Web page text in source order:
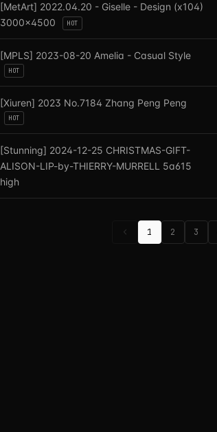
[MetArt] 2022.04.20 - Giselle - Design (x104)
3000x4500
HOT
[MPLS] 2023-08-20 Amelia - Casual Style
HOT
[Xiuren] 2023 No.7184 Zhang Peng Peng
HOT
[Stunning] 2024-12-25 CHRISTMAS-GIFT-
ALISON-LIP-by-THIERRY-MURRELL 5a615
high
chevron_left 1 2 3